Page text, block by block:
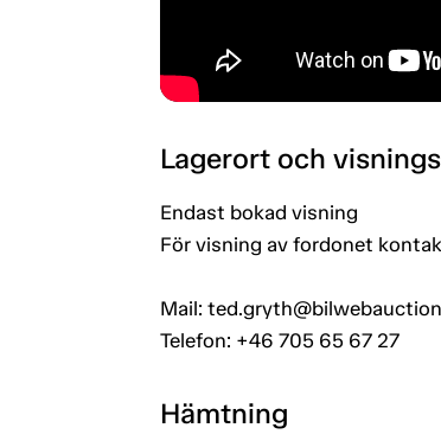
Lagerort och
Endast bokad visning
För visning av fordonet
Mail:
Telefon: +46 705 65 67 27
Hämtning